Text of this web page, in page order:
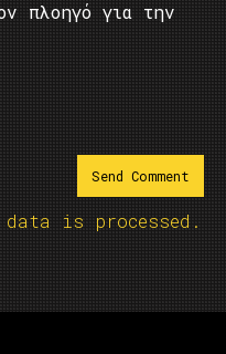
πλοηγό για την
data is processed.